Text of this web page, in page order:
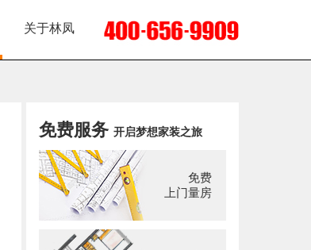
关于林凤
免费服务 开启梦想家装之旅
免费
上门量房